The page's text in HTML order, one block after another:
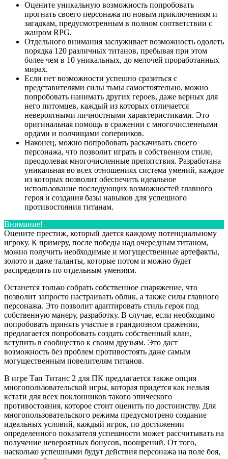
Оцените уникальную возможность попробовать
прогнать своего персонажа по новым приключениям и
загадкам, предусмотренным в полном соответствии с
жанром RPG.
Отдельного внимания заслуживает возможность одолеть
порядка 120 различных титанов, пребывая при этом
более чем в 10 уникальных, до мелочей проработанных
мирах.
Если нет возможности успешно сразиться с
представителями силы тьмы самостоятельно, можно
попробовать нанимать других героев, даже верных для
него питомцев, каждый из которых отличается
невероятными личностными характеристиками. Это
оригинальная помощь в сражении с многочисленными
ордами и полчищами соперников.
Наконец, можно попробовать раскачивать своего
персонажа, что позволит играть в собственном стиле,
преодолевая многочисленные препятствия. Разработана
уникальная во всех отношениях система умений, каждое
из которых позволит обеспечить идеальное
использование последующих возможностей главного
героя и создания базы навыков для успешного
противостояния титанам.
Внимание!
Оцените престиж, который дается каждому потенциальному
игроку. К примеру, после победы над очередным титаном,
можно получить необходимые и могущественные артефакты,
золото и даже таланты, которые потом и можно будет
распределить по отдельным умениям.
Останется только собрать собственное снаряжение, что
позволит запросто настраивать облик, а также силы главного
персонажа. Это позволит адаптировать стиль героя под
собственную манеру, разработку. В случае, если необходимо
попробовать принять участие в грандиозном сражении,
предлагается попробовать создать собственный клан,
вступить в сообщество к своим друзьям. Это даст
возможность без проблем противостоять даже самым
могущественным повелителям титанов.
В игре Тап Титанс 2 для ПК предлагается также опция
многопользовательской игры, которая придется как нельзя
кстати для всех поклонников такого эпического
противостояния, которое стоит оценить по достоинству. Для
многопользовательского режима предусмотрено создание
идеальных условий, каждый игрок, по достижении
определенного показателя успешности может рассчитывать на
получение невероятных бонусов, поощрений. От того,
насколько успешными будут действия персонажа на поле боя,